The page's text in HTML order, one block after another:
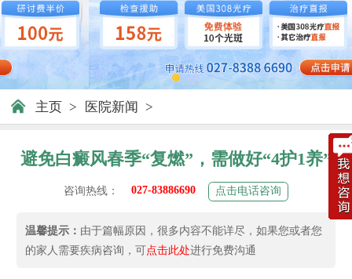
主页 > 医院新闻 >
避免白癜风春季“复燃”，需做好“4护1养”
咨询热线： 027-83886690 点击电话咨询
温馨提示： 由于篇幅原因，很多内容不能详尽，如果您或者您
的家人需要疾病咨询，可点击此处进行免费沟通